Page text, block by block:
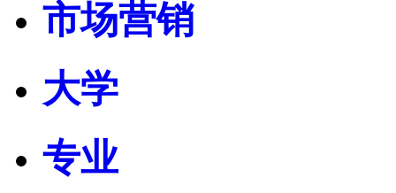
市场营销
大学
专业